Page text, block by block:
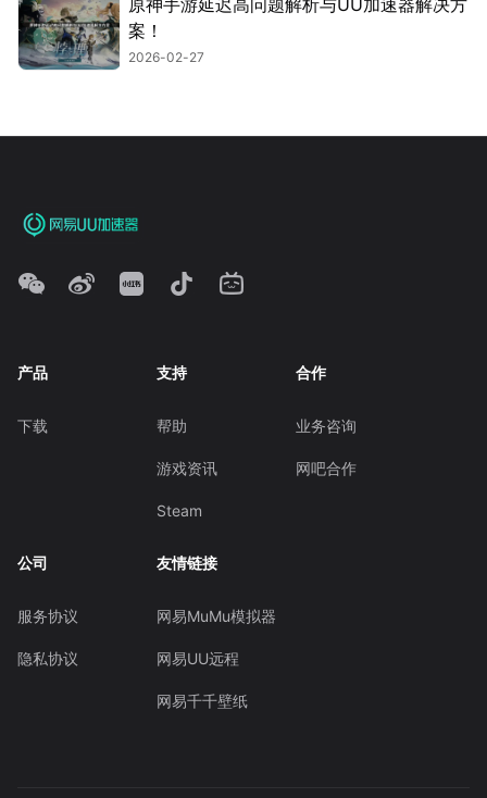
原神手游延迟高问题解析与UU加速器解决方
案！
2026-02-27
产品
下载
支持
帮助
游戏资讯
Steam
合作
业务咨询
网吧合作
公司
服务协议
隐私协议
友情链接
网易MuMu模拟器
网易UU远程
网易千千壁纸